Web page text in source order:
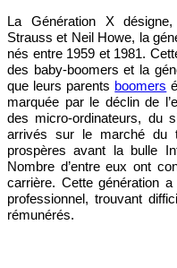
La Génération X
Strauss et Neil Howe, la
nés entre 1959 et 1981.
des baby-boomers et la
que leurs parents boomers
marquée par le déclin de
des micro-ordinateurs, du
arrivés sur le marché du
prospères avant la bulle
Nombre d’entre eux ont
carrière. Cette génération
professionnel, trouvant
rémunérés.